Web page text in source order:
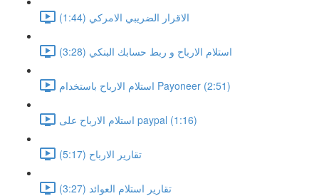
الاقرار الضريبي الامركي (1:44)
استلام الارباح و ربط حسابك البنكي (3:28)
استلام الارباح باستخدام Payoneer (2:51)
استلام الارباح على paypal (1:16)
تقارير الارباح (5:17)
تقارير استلام العوائد (3:27)